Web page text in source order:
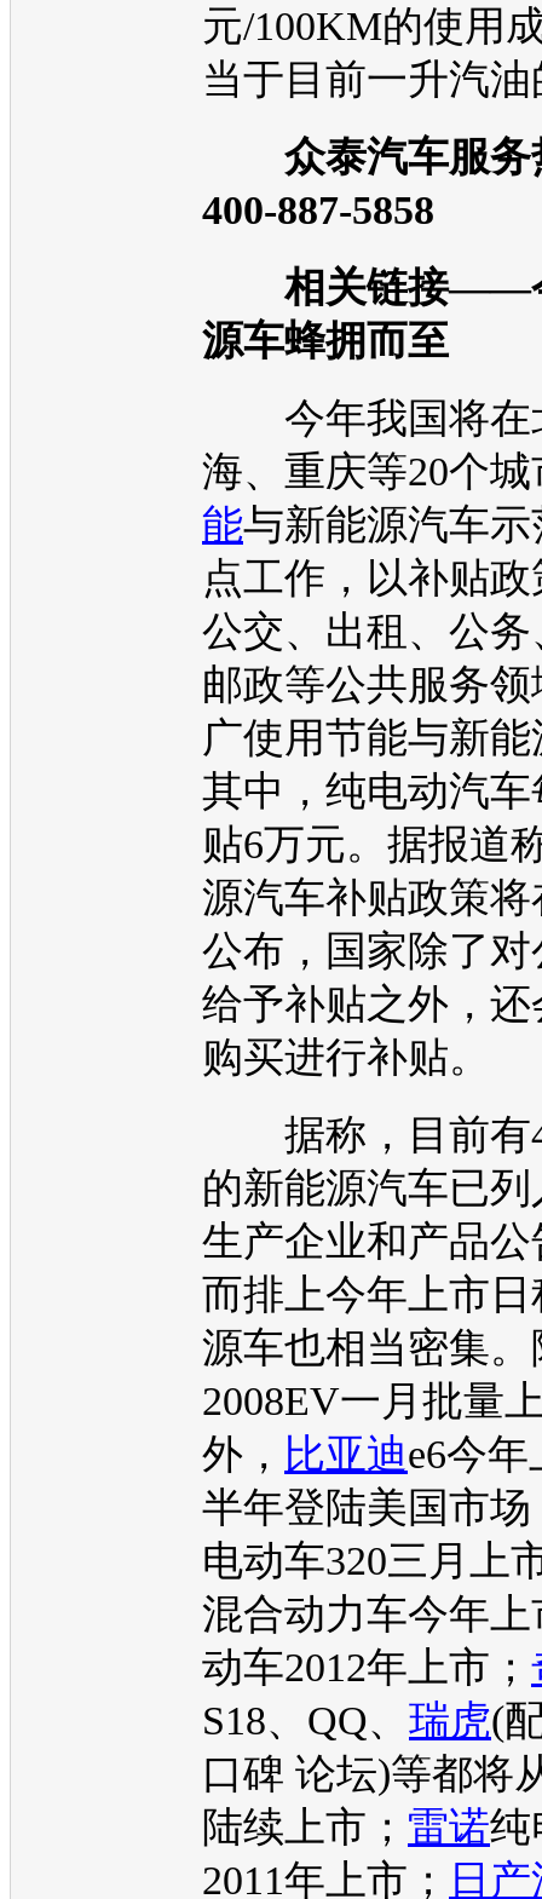
元/100KM的使用
当于目前一升汽油
众泰汽车服务
400-887-5858
相关链接——
源车蜂拥而至
今年我国将在
海、重庆等20个
能与新能源汽车示
点工作，以补贴
公交、出租、公
邮政等公共服务
广使用节能与新能
其中，纯电动汽车
贴6万元。据报道
源汽车补贴政策将
公布，国家除了对
给予补贴之外，
购买进行补贴。
据称，目前有
的新能源汽车已
生产企业和产品
而排上今年上市日
源车也相当密集。
2008EV一月批量
外， 比亚迪e6今
半年登陆美国市场
电动车320三月上
混合动力车今年上
动车2012年上市；
S18、QQ、 瑞虎(
口碑 论坛)等都将
陆续上市； 雷诺纯
2011年上市； 日